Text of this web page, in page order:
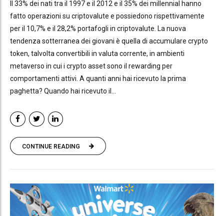
Il 33% dei nati tra il 1997 e il 2012 e il 35% dei millennial hanno
fatto operazioni su criptovalute e possiedono rispettivamente
per il 10,7% e il 28,2% portafogli in criptovalute. La nuova
tendenza sotterranea dei giovani è quella di accumulare crypto
token, talvolta convertibili in valuta corrente, in ambienti
metaverso in cui i crypto asset sono il rewarding per
comportamenti attivi. A quanti anni hai ricevuto la prima
paghetta? Quando hai ricevuto il...
CONTINUE READING